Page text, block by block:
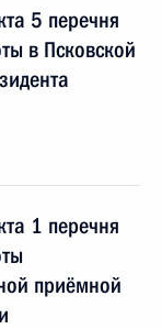
5 перечня
в Псковской
1 перечня
приёмной